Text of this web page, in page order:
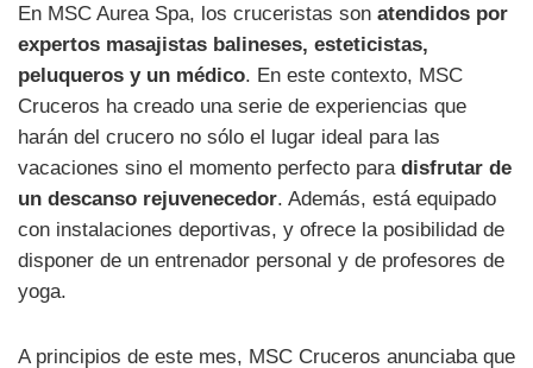
En MSC Aurea Spa, los cruceristas son atendidos por
expertos masajistas balineses, esteticistas,
peluqueros y un médico. En este contexto, MSC
Cruceros ha creado una serie de experiencias que
harán del crucero no sólo el lugar ideal para las
vacaciones sino el momento perfecto para disfrutar de
un descanso rejuvenecedor. Además, está equipado
con instalaciones deportivas, y ofrece la posibilidad de
disponer de un entrenador personal y de profesores de
yoga.
A principios de este mes, MSC Cruceros anunciaba que